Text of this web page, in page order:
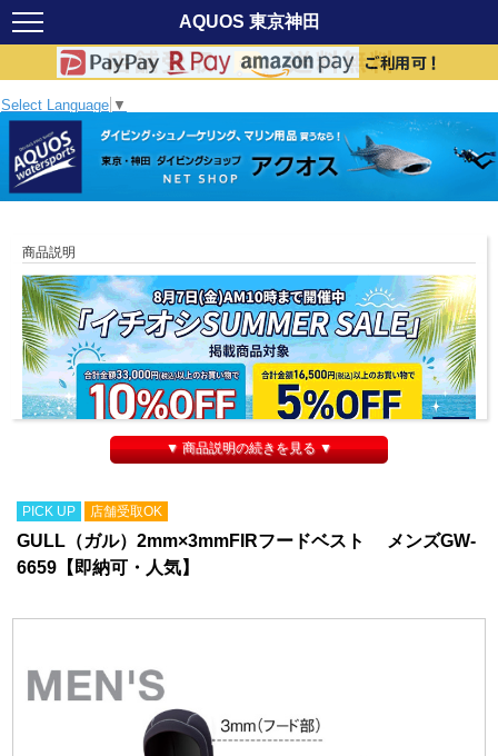
AQUOS 東京神田
Select Language ▼
商品説明
▼ 商品説明の続きを見る ▼
PICK UP 店舗受取OK
GULL（ガル）2mm×3mmFIRフードベスト メンズGW-
6659【即納可・人気】